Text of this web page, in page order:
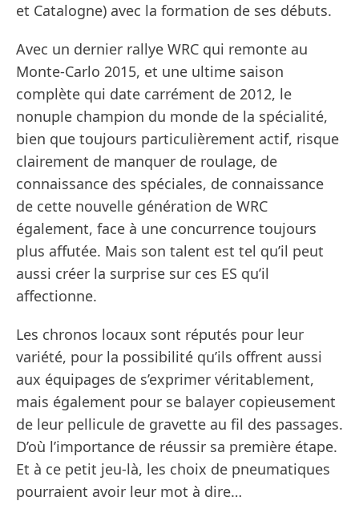
et Catalogne) avec la formation de ses débuts.
Avec un dernier rallye WRC qui remonte au
Monte-Carlo 2015, et une ultime saison
complète qui date carrément de 2012, le
nonuple champion du monde de la spécialité,
bien que toujours particulièrement actif, risque
clairement de manquer de roulage, de
connaissance des spéciales, de connaissance
de cette nouvelle génération de WRC
également, face à une concurrence toujours
plus affutée. Mais son talent est tel qu’il peut
aussi créer la surprise sur ces ES qu’il
affectionne.
Les chronos locaux sont réputés pour leur
variété, pour la possibilité qu’ils offrent aussi
aux équipages de s’exprimer véritablement,
mais également pour se balayer copieusement
de leur pellicule de gravette au fil des passages.
D’où l’importance de réussir sa première étape.
Et à ce petit jeu-là, les choix de pneumatiques
pourraient avoir leur mot à dire…